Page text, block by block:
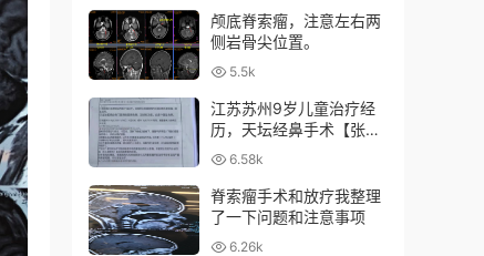
颅底脊索瘤，注意左右两
侧岩骨尖位置。
5.5k
江苏苏州9岁儿童治疗经
历，天坛经鼻手术【张亚
卓】+日本筑波质子
6.58k
脊索瘤手术和放疗我整理
了一下问题和注意事项
6.26k